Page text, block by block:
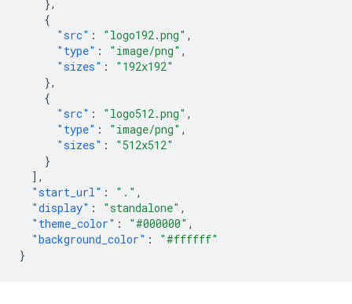
},
{
"src" : "logo192.png" ,
"type" : "image/png" ,
"sizes" :
"192x192"
},
{
"src" : "logo512.png" ,
"type" : "image/png" ,
"sizes" :
"512x512"
}
],
"start_url" : "." ,
"display" : "standalone" ,
"theme_color" : "#000000" ,
"background_color" :
"#ffffff"
}